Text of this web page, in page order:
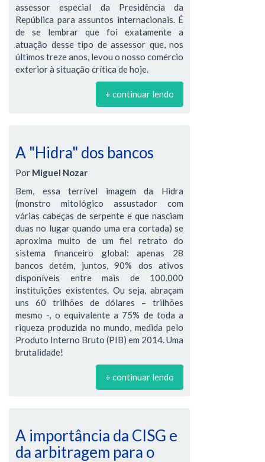
assessor especial da Presidência da
República para assuntos internacionais. É
de se lembrar que foi exatamente a
atuação desse tipo de assessor que, nos
últimos treze anos, levou o nosso comércio
exterior à situação crítica de hoje.
+ continuar lendo
A "Hidra" dos bancos
Por Miguel Nozar
Bem, essa terrível imagem da Hidra
(monstro mitológico assustador com
várias cabeças de serpente e que nasciam
duas no lugar quando uma era cortada) se
aproxima muito de um fiel retrato do
sistema financeiro global: apenas 28
bancos detém, juntos, 90% dos ativos
disponíveis entre mais de 100.000
instituições existentes. Ou seja, abraçam
uns 60 trilhões de dólares – trilhões
mesmo -, o equivalente a 75% de toda a
riqueza produzida no mundo, medida pelo
Produto Interno Bruto (PIB) em 2014. Uma
brutalidade!
+ continuar lendo
A importância da CISG e
da arbitragem para o